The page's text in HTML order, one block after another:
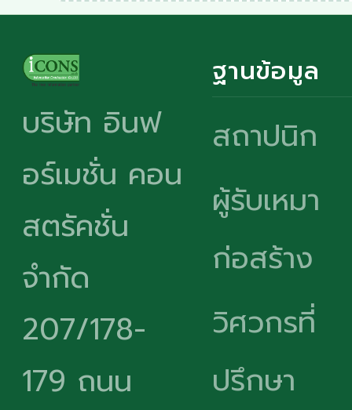
บริษัท อินฟ
อร์เมชั่น คอน
สตรัคชั่น
จำกัด
207/178-
179 ถนน
ฐานข้อมูล
สถาปนิก
ผู้รับเหมา
ก่อสร้าง
วิศวกรที่
ปรึกษา